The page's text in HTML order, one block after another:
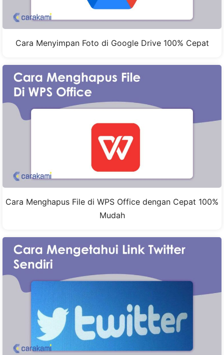
Cara Menyimpan Foto di Google Drive 100% Cepat
Cara Menghapus File di WPS Office dengan Cepat 100%
Mudah